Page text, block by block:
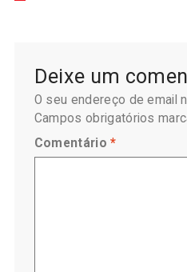
Deixe um
O seu endereço de email
Campos obrigatórios
Comentário*